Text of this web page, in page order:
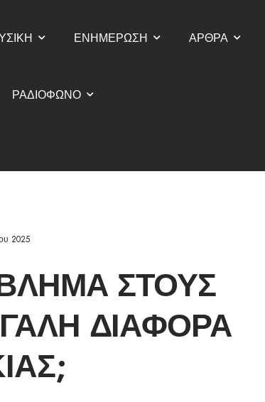
ΕΝΗΜΕΡΩΣΗ ΑΡΘΡΑ
ΡΑΔΙΟΦΩΝΟ
2025
ΣΤΟΥΣ
ΔΙΑΦΟΡΆ